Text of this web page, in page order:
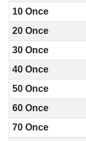
10 Once
20 Once
30 Once
40 Once
50 Once
60 Once
70 Once